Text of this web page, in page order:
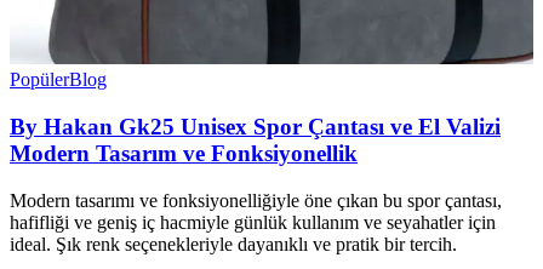
PopülerBlog
By Hakan Gk25 Unisex Spor Çantası ve El Valizi
Modern Tasarım ve Fonksiyonellik
Modern tasarımı ve fonksiyonelliğiyle öne çıkan bu spor çantası,
hafifliği ve geniş iç hacmiyle günlük kullanım ve seyahatler için
ideal. Şık renk seçenekleriyle dayanıklı ve pratik bir tercih.